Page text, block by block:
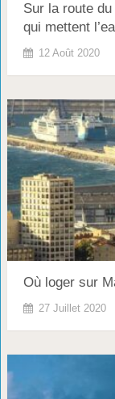
Sur la route
qui mettent
12 Août 2020
Où loger sur
27 Juillet 2020